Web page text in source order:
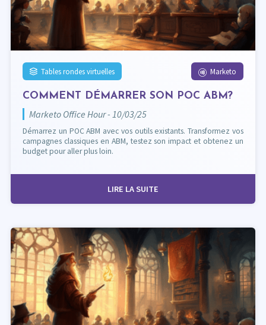
Tables rondes virtuelles Marketo
COMMENT DÉMARRER SON POC ABM?
Marketo Office Hour - 10/03/25
Démarrez un POC ABM avec vos outils existants. Transformez vos
campagnes classiques en ABM, testez son impact et obtenez un
budget pour aller plus loin.
LIRE LA SUITE